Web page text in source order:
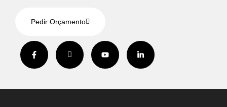
Pedir Orçamento